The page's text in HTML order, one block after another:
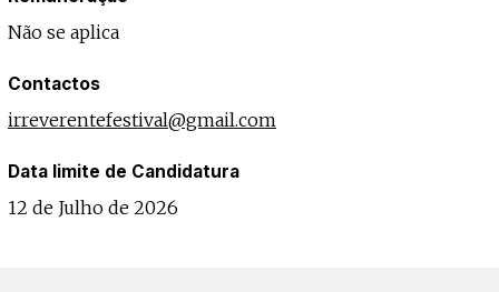
Não se aplica
Contactos
irreverentefestival@gmail.com
Data limite de Candidatura
12 de Julho de 2026